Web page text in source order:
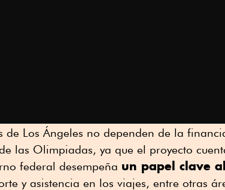
de Los Ángeles no dependen de la
las Olimpiadas, ya que el proyecto
federal desempeña un papel clave
y asistencia en los viajes, entre otras